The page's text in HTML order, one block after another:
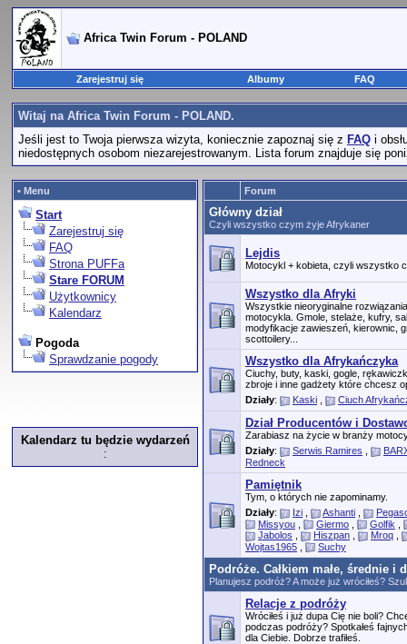
Africa Twin Forum - POLAND
Zarejestruj się Albumy FAQ
Witaj na Africa Twin Forum - POLAND.
Jeśli jest to Twoja pierwsza wizyta, koniecznie zapoznaj się z FAQ i
niedostępnych osobom niezarejestrowanym. Lista forum znajduje się
• Menu
Start
Zarejestruj się
FAQ
Strona PUFFa
Stare FORUM
Użytkownicy
Kalendarz
Pogoda
Sprawdzanie pogody
Kalendarz tu będzie wydarzeń
:
Forum
Główny dział
Czyli wszystko czym żyje Afrykaner
Lejdis
Motocykl + kobieta, czyli wszystko
Wszystko dla Afryki
Wszystkie nieoryginalne
motocykla. Gmole, stelaże, kufry,
modyfikacje zawieszeń, kierownic,
scottoilery...
Wszystko dla Afrykańczyka
Ciuchy, buty, kaski, gogle,
zbroje i inne gadżety które chcesz
Działy: Kaski Ciuch
Dział Producentów i
Zarabiasz na życie w branży
Działy: Serwis Ramires
Redneck
Pamiętnik
Tym, o których nie zapominamy.
Działy: Izi Ashanti
Missyou
Giermo Golfik
Jabolos
Hiszpan Mroq
Wojtas1965
Suchy
Podróże. Całkiem małe, średnie i
Planujesz podróż? A może już wróciłeś?
Relacje z podróży
Wróciłeś i już dupa Cię nie boli?
podczas podróży? Spotkałeś
dla Ciebie. Dobrze trafiłeś.